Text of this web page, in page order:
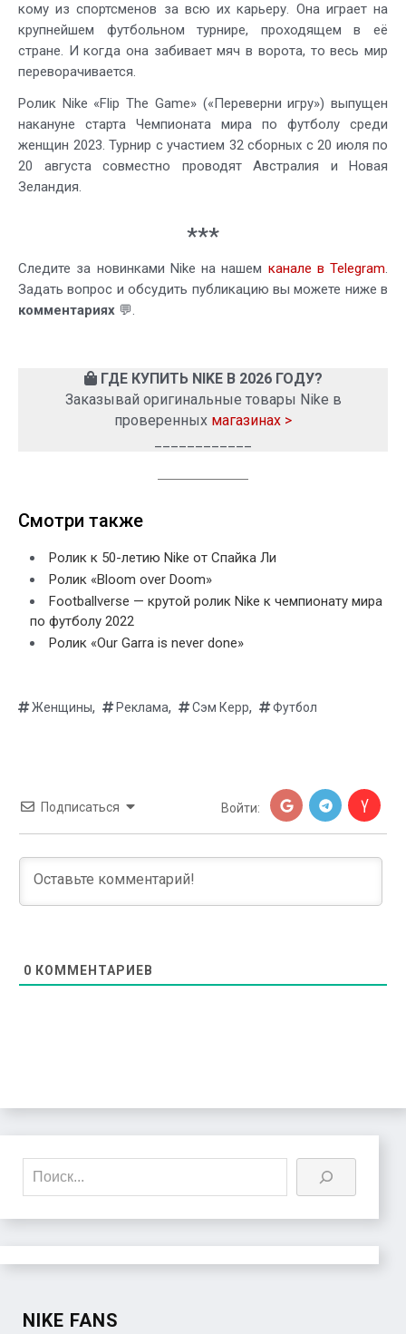
кому из спортсменов за всю их карьеру. Она играет на
крупнейшем футбольном турнире, проходящем в её
стране. И когда она забивает мяч в ворота, то весь мир
переворачивается.
Ролик Nike «Flip The Game» («Переверни игру») выпущен
накануне старта Чемпионата мира по футболу среди
женщин 2023. Турнир с участием 32 сборных с 20 июля по
20 августа совместно проводят Австралия и Новая
Зеландия.
***
Следите за новинками Nike на нашем канале в Telegram.
Задать вопрос и обсудить публикацию вы можете ниже в
комментариях 💬.
ГДЕ КУПИТЬ NIKE В 2026 ГОДУ?
Заказывай оригинальные товары Nike в
проверенных магазинах >
Смотри также
Ролик к 50-летию Nike от Спайка Ли
Ролик «Bloom over Doom»
Footballverse — крутой ролик Nike к чемпионату мира
по футболу 2022
Ролик «Our Garra is never done»
Женщины, Реклама, Сэм Керр, Футбол
Подписаться Войти:
0 КОММЕНТАРИЕВ
Поиск
NIKE FANS